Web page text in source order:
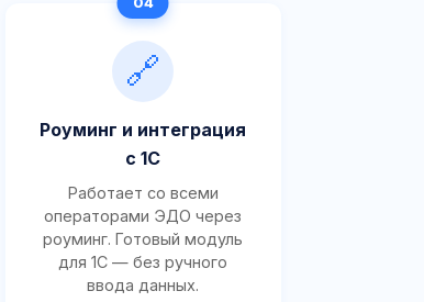
🔗
Роуминг и интеграция
с 1С
Работает со всеми
операторами ЭДО через
роуминг. Готовый модуль
для 1С — без ручного
ввода данных.